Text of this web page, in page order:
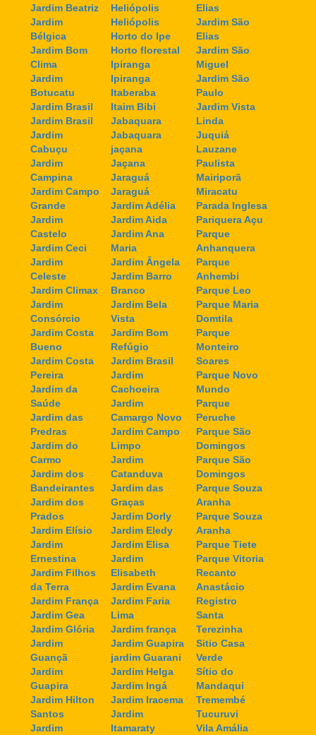
Jardim Beatriz
Jardim
Bélgica
Jardim Bom
Clima
Jardim
Botucatu
Jardim Brasil
Jardim Brasil
Jardim
Cabuçu
Jardim
Campina
Jardim Campo
Grande
Jardim
Castelo
Jardim Ceci
Jardim
Celeste
Jardim Climax
Jardim
Consórcio
Jardim Costa
Bueno
Jardim Costa
Pereira
Jardim da
Saúde
Jardim das
Predras
Jardim do
Carmo
Jardim dos
Bandeirantes
Jardim dos
Prados
Jardim Elísio
Jardim
Ernestina
Jardim Filhos
da Terra
Jardim França
Jardim Gea
Jardim Glória
Jardim
Guançã
Jardim
Guapira
Jardim Hilton
Santos
Jardim
Heliópolis
Heliópolis
Horto do Ipe
Horto florestal
Ipiranga
Ipiranga
Itaberaba
Itaim Bibi
Jabaquara
Jabaquara
jaçana
Jaçana
Jaraguá
Jaraguá
Jardim Adélia
Jardim Aida
Jardim Ana
Maria
Jardim Ângela
Jardim Barro
Branco
Jardim Bela
Vista
Jardim Bom
Refúgio
Jardim Brasil
Jardim
Cachoeira
Jardim
Camargo Novo
Jardim Campo
Limpo
Jardim
Catanduva
Jardim das
Graças
Jardim Dorly
Jardim Eledy
Jardim Elisa
Jardim
Elisabeth
Jardim Evana
Jardim Faria
Lima
Jardim frança
Jardim Guapira
jardim Guarani
Jardim Helga
Jardim Ingá
Jardim Iracema
Jardim
Itamaraty
Elias
Jardim São
Elias
Jardim São
Miguel
Jardim São
Paulo
Jardim Vista
Linda
Juquiá
Lauzane
Paulista
Mairiporã
Miracatu
Parada Inglesa
Pariquera Açu
Parque
Anhanquera
Parque
Anhembi
Parque Leo
Parque Maria
Domtila
Parque
Monteiro
Soares
Parque Novo
Mundo
Parque
Peruche
Parque São
Domingos
Parque São
Domingos
Parque Souza
Aranha
Parque Souza
Aranha
Parque Tiete
Parque Vitoria
Recanto
Anastácio
Registro
Santa
Terezinha
Sitio Casa
Verde
Sítio do
Mandaqui
Tremembé
Tucuruvi
Vila Amália